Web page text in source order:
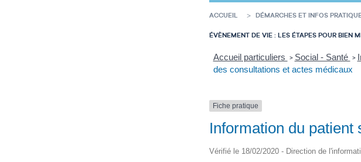
ACCUEIL DÉMARCHES ET INFOS
ÉVÈNEMENT DE VIE : LES ÉTAPES POUR BIEN
Accueil particuliers > Social - Santé >
des consultations et actes médicaux
Fiche pratique
Information du
Vérifié le 18/02/2020 - Direction de